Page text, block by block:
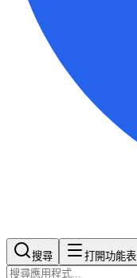
搜尋​​​​ 打開功能表